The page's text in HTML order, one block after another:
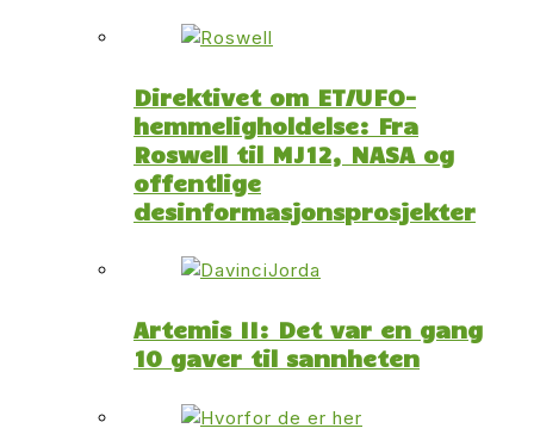
Direktivet om ET/UFO-
hemmeligholdelse: Fra
Roswell til MJ12, NASA og
offentlige
desinformasjonsprosjekter
Artemis II: Det var en gang
10 gaver til sannheten